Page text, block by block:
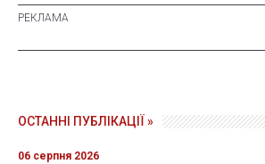
ОСТАННІ ПУБЛІКАЦІЇ »
06 серпня 2026